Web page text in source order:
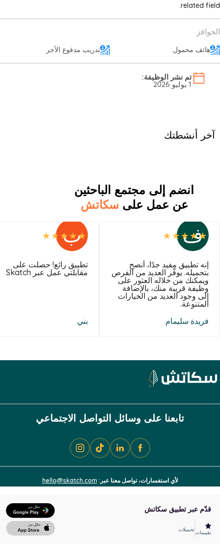
related field.
الحوافز
هاتف محمول تدريب مدفوع الأجر
تم نشر الوظيفة:
1 يوليو 2026
آخر أنشطتك
انضم إلى مجتمع الباحثين
عن عمل علىسكاتش
ف
إنه تطبيق مفيد جدًا، أنصح
بتحميله. يوفّر العديد من الفرص
ويمكنك من خلاله العثور على
وظيفة قريبة منك، بالإضافة
إلى وجود العديد من الخيارات
المتنوعة.
فريدة سليمام
ب
تطبيق رائع! حصلت على
مقابلتي عمل عبر Skatch
بني
تابعنا على وسائل التواصل الاجتماعي
لأي استفسارات، تواصل معنا عبر: hello@skatch.com
قدّم عبر تطبيق سكاتش
تقييماتتحميلات